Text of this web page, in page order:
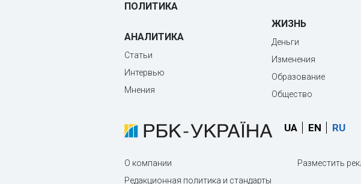
ПОЛИТИКА
АНАЛИТИКА
Статьи
Интервью
Мнения
ЖИЗНЬ
Деньги
Изменения
Образование
Общество
UA EN RU
О компании
Редакционная политика и стандарты
Разместить